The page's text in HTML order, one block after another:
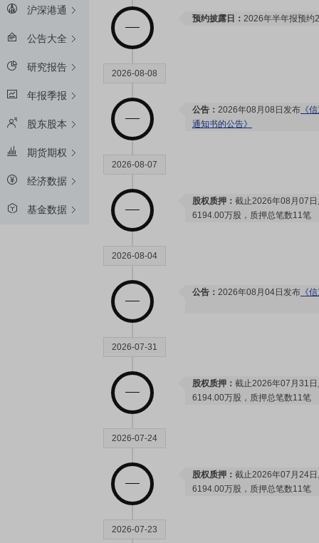
沪深港通
公告大全
研究报告
年报季报
股东股本
期货期权
经济数据
基金数据
预约披露日： 2026年半年报预约
2026-08-08
公告： 2026年08月08日发布 《
通知书的公告》
2026-08-07
股权质押： 截止2026年08月07
6194.00万股，质押总笔数11笔
2026-08-04
公告： 2026年08月04日发布 《
2026-07-31
股权质押： 截止2026年07月31
6194.00万股，质押总笔数11笔
2026-07-24
股权质押： 截止2026年07月24
6194.00万股，质押总笔数11笔
2026-07-23